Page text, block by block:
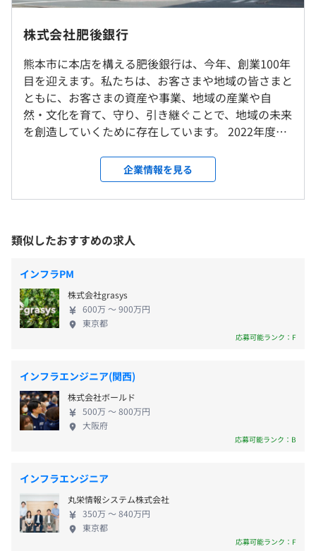
高度な資格取得者に対し、資格手当を支給します。
※転勤は当面想定していませんが、将来的な他地区への転
勤の可能性があります
就業場所の変更範囲
＜雇入時＞
ＩＴ統括部、および自宅
＜変更範囲＞
会社の定める場所（テレワークを行う場所を含む）
受動喫煙防止措置に関する事項
休憩時間：60分
〈年間休日120日〉
・週休2日制（土・日）
・年末年始（12/31～1/3）
・慶弔休暇
・育児休暇制度
・育児休業
・介護休業 など
・通勤手当
・家族手当
・勤務地手当
・寮社宅：社宅（独身寮、家族用）あり
賞与：年2回（6月、12月）※業績による
株式会社肥後銀行
熊本市に本店を構える肥後銀行は、今年、創業100年
目を迎えます。私たちは、お客さまや地域の皆さまと
ともに、お客さまの資産や事業、地域の産業や自
然・文化を育て、守り、引き継ぐことで、地域の未来
を創造していくために存在しています。 2022年度の
ど、業績は好調です。今後も私たちは『地域価値共創
グループへの進化』を10年ビジョンに掲げ、お客さ
ま、地域、社員とともに活動し、成長してまいりま
証上場、九州フィナンシャルグループのメンバーで
す。 九州フィナンシャルグループは、銀行持株会社
である九州フィナンシャルグループ、ならびに私た
ち株式会社肥後銀行、株式会社鹿児島銀行、九州 FG
証券株式会社を含む連結子会社20社、計21社で構成
され、銀行業務を中心にリース業務、クレジットカ
ード業務、信用保証業務、信託業務、金融商品取引
ます。 九州フィナンシャルグループは、地元である
中・南九州を基盤に、グループ経営資源を最大限に
活用し、持続可能な地域社会の実現に積極的に貢献
しています。 ◆強固な営業基盤 地元である中・南九
州（熊本、鹿児島、宮崎）一円を網羅した店舗ネッ
倒的なマーケットシェアを確保しており、強固な営
業基盤を構築しております。 ◆SDGsを軸とした持続
可能な社会づくり、地域経済発展への貢献 健全な財
務基盤を生かし地元に対して徹底的にコミットする
ことにより、お客さま・地域の持続的な発展に貢献
企業情報を見る
類似したおすすめの求人
インフラPM
株式会社grasys
600万 〜 900万円
東京都
応募可能ランク：F
インフラエンジニア(関西)
株式会社ボールド
500万 〜 800万円
大阪府
応募可能ランク：B
インフラエンジニア
丸栄情報システム株式会社
350万 〜 840万円
東京都
応募可能ランク：F